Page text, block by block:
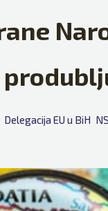
Delegacija EU u BiH